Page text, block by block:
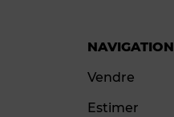
NAVIGATION
Vendre
Estimer